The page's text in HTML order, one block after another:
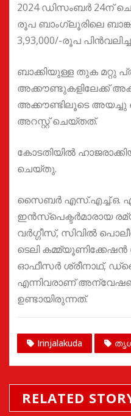
2024 ഡിസംബർ 24ന്
രൂപ ബാംഗ്ലൂരിലെ
3,93,000/-രൂപ
ബാക്കിയുള്ള തുക മറ്റു
അക്കൗണ്ടുകളിലേക്ക്
അക്കൗണ്ടിലൂടെ
അറസ്റ്റ് ചെയ്തത്.
കോടതിയിൽ
ചെയ്തു.
സൈബർ എസ്.എച്ച്.ഒ.
ഇൻസ്പെക്ടർമാരായ
വർഗ്ഗീസ്, സിവിൽ
ടെലി
ഓഫീസർ ശ്രീനാഥ്,
എന്നിവരാണ്
ഉണ്ടായിരുന്നത്.
Irinjalakuda
RELATED